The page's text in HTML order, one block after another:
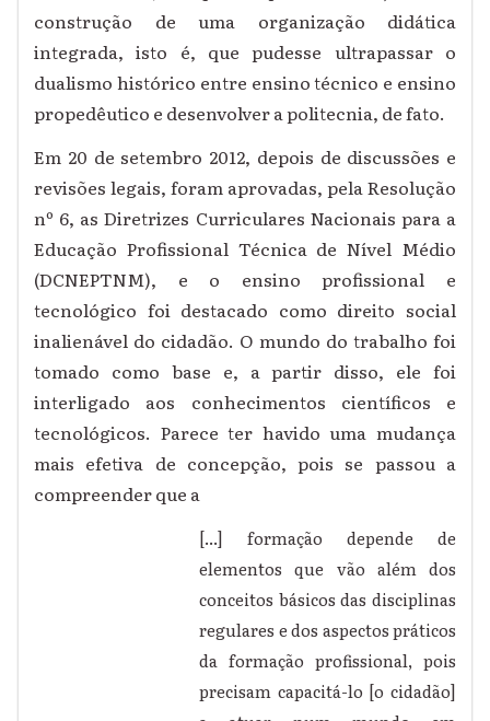
construção de uma organização didática
integrada, isto é, que pudesse ultrapassar o
dualismo histórico entre ensino técnico e ensino
propedêutico e desenvolver a politecnia, de fato.
Em 20 de setembro 2012, depois de discussões e
revisões legais, foram aprovadas, pela Resolução
nº 6, as Diretrizes Curriculares Nacionais para a
Educação Profissional Técnica de Nível Médio
(DCNEPTNM), e o ensino profissional e
tecnológico foi destacado como direito social
inalienável do cidadão. O mundo do trabalho foi
tomado como base e, a partir disso, ele foi
interligado aos conhecimentos científicos e
tecnológicos. Parece ter havido uma mudança
mais efetiva de concepção, pois se passou a
compreender que a
[...] formação depende de
elementos que vão além dos
conceitos básicos das disciplinas
regulares e dos aspectos práticos
da formação profissional, pois
precisam capacitá-lo [o cidadão]